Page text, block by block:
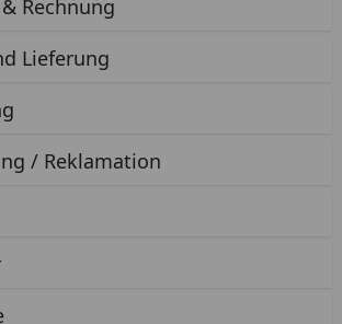
Rechnung
Lieferung
/ Reklamation